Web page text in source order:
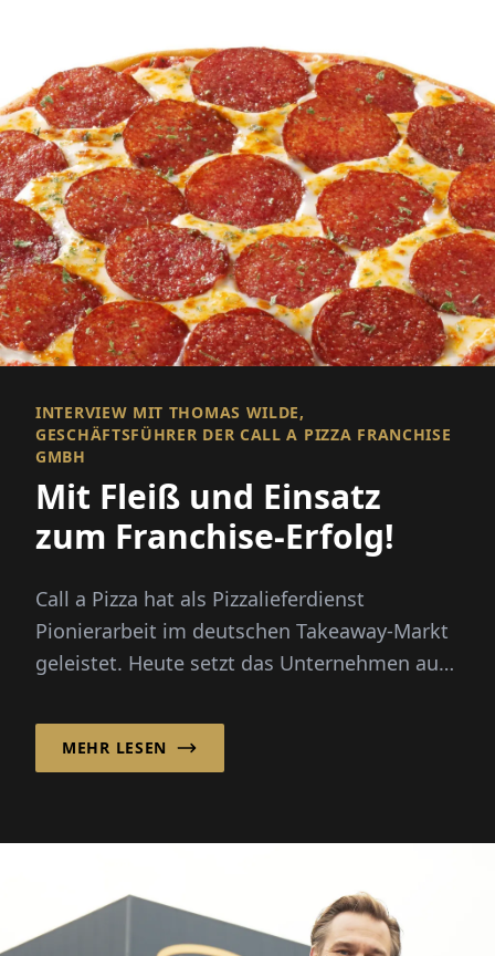
INTERVIEW MIT THOMAS WILDE,
GESCHÄFTSFÜHRER DER CALL A PIZZA FRANCHISE
GMBH
Mit Fleiß und Einsatz
zum Franchise-Erfolg!
Call a Pizza hat als Pizzalieferdienst
Pionierarbeit im deutschen Takeaway-Markt
geleistet. Heute setzt das Unternehmen auf
MEHR LESEN